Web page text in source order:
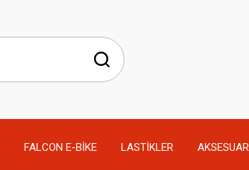
FALCON E-BİKE LASTİKLER AKSESUAR